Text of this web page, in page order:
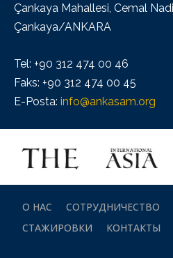
Çankaya Mahallesi, Cemal
Çankaya/ANKARA
Tel: +90 312 474 00 46
Faks: +90 312 474 00 45
E-Posta: info@ankasam.org
О НАС СОТРУДНИЧЕСТВО
СТАЖИРОВКИ
КОНТАКТЫ